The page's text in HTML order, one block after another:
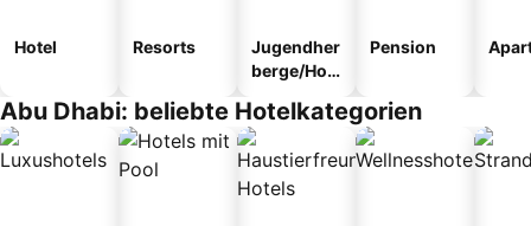
Hotel Resorts
Jugendher
berge/Hos
Pension
Abu Dhabi: beliebte Hotelkategorien